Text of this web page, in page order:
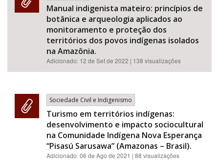
Manual indigenista mateiro: princípios de
botânica e arqueologia aplicados ao
monitoramento e proteção dos
territórios dos povos indígenas isolados
na Amazônia.
Adicionado: 12 de Set de 2022 | 138 visualizações
Sociedade Civil e Indigenismo
Turismo em territórios indígenas:
desenvolvimento e impacto sociocultural
na Comunidade Indígena Nova Esperança
“Pisasú Sarusawa” (Amazonas – Brasil).
Adicionado:06 de Ago de 2021 | 88 visualizações